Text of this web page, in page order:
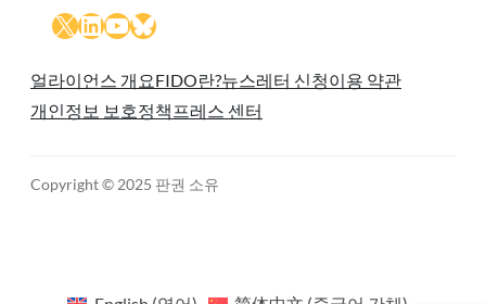
X LinkedIn
YouTube
Bluesky
얼라이언스 개요FIDO란?뉴스레터 신청이용 약관
개인정보 보호정책 프레스 센터
Copyright © 2025 판권 소유